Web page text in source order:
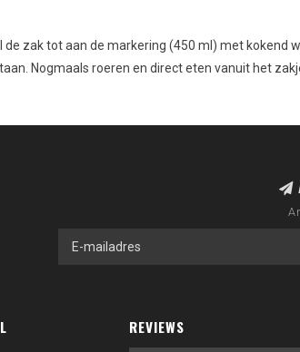
de zak tot aan de markering (450 ml) met kokend
Nogmaals roeren en direct eten vanuit het
REVIEWS